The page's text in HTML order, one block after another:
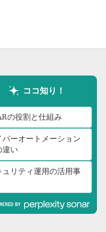
ココ知り！
の役割と仕組み
パーオートメーション
違い
ュリティ運用の活用事